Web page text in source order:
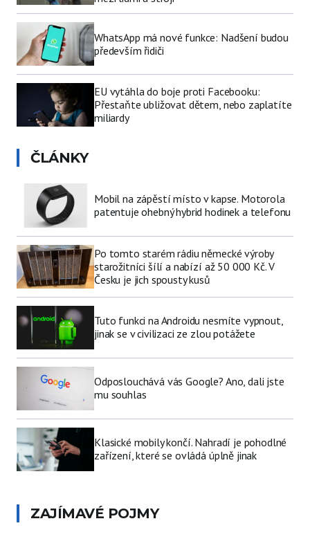
WhatsApp má nové funkce: Nadšení budou
především řidiči
EU vytáhla do boje proti Facebooku:
Přestaňte ubližovat dětem, nebo zaplatíte
miliardy
ČLÁNKY
Mobil na zápěstí místo v kapse. Motorola
patentuje ohebný hybrid hodinek a telefonu
Po tomto starém rádiu německé výroby
starožitníci šílí a nabízí až 50 000 Kč. V
Česku je jich spousty kusů
Tuto funkci na Androidu nesmíte vypnout,
jinak se v civilizaci ze zlou potážete
Odposlouchává vás Google? Ano, dali jste
mu souhlas
Klasické mobily končí. Nahradí je pohodlné
zařízení, které se ovládá úplně jinak
ZAJÍMAVÉ POJMY